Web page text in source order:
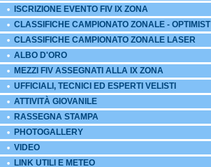
ISCRIZIONE EVENTO FIV IX ZONA
CLASSIFICHE CAMPIONATO ZONALE - OPTIMIST
CLASSIFICHE CAMPIONATO ZONALE LASER
ALBO D'ORO
MEZZI FIV ASSEGNATI ALLA IX ZONA
UFFICIALI, TECNICI ED ESPERTI VELISTI
ATTIVITÀ GIOVANILE
RASSEGNA STAMPA
PHOTOGALLERY
VIDEO
LINK UTILI E METEO